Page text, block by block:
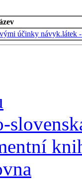
účinky návyk.látek